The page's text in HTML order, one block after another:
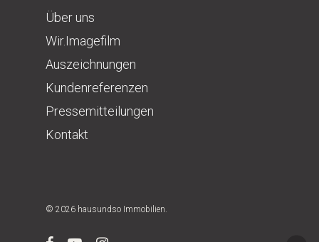
Über uns
Wir.Imagefilm
Auszeichnungen
Kundenreferenzen
Pressemitteilungen
Kontakt
© 2026 hausundso Immobilien.